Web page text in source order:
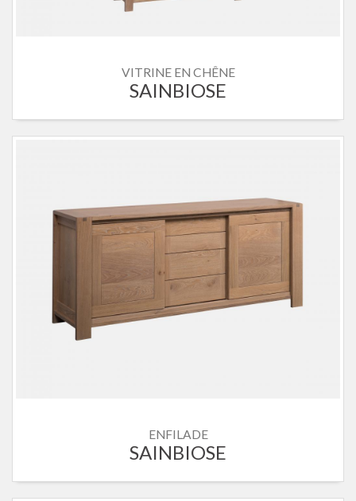
VITRINE EN CHÊNE
SAINBIOSE
ENFILADE
SAINBIOSE